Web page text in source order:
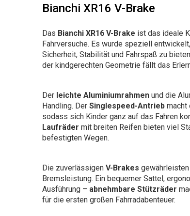
Bianchi XR16 V-Brake
Das Bianchi XR16 V-Brake ist das ideale
Fahrversuche. Es wurde speziell
Sicherheit, Stabilität und Fahrspaß zu
der kindgerechten Geometrie fällt das
Der leichte Aluminiumrahmen und die
Handling. Der Singlespeed-Antrieb macht
sodass sich Kinder ganz auf das Fahren
Laufräder mit breiten Reifen bieten viel
befestigten Wegen.
Die zuverlässigen V-Brakes
Bremsleistung. Ein bequemer Sattel,
Ausführung – abnehmbare Stützräder
für die ersten großen Fahrradabenteuer.